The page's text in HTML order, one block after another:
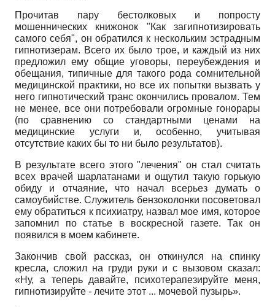
Прочитав пару бестолковых и попросту
мошеннических книжонок "Как загипнотизировать
самого себя", он обратился к нескольким эстрадным
гипнотизерам. Всего их было трое, и каждый из них
предложил ему общие уговоры, переубеждения и
обещания, типичные для такого рода сомнительной
медицинской практики, но все их попытки вызвать у
него гипнотический транс окончились провалом. Тем
не менее, все они потребовали огромные гонорары
(по сравнению со стандартными ценами на
медицинские услуги и, особенно, учитывая
отсутствие каких бы то ни было результатов).
В результате всего этого "лечения" он стал считать
всех врачей шарлатанами и ощутил такую горькую
обиду и отчаяние, что начал всерьез думать о
самоубийстве. Служитель бензоколонки посоветовал
ему обратиться к психиатру, назвал мое имя, которое
запомнил по статье в воскресной газете. Так он
появился в моем кабинете.
Закончив свой рассказ, он откинулся на спинку
кресла, сложил на груди руки и с вызовом сказал:
«Ну, а теперь давайте, психотерапезируйте меня,
гипнотизируйте - лечите этот ... мочевой пузырь».